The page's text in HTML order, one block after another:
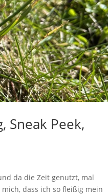
Sneak Peek,
da die Zeit genutzt, mal
dass ich so fleißig mein